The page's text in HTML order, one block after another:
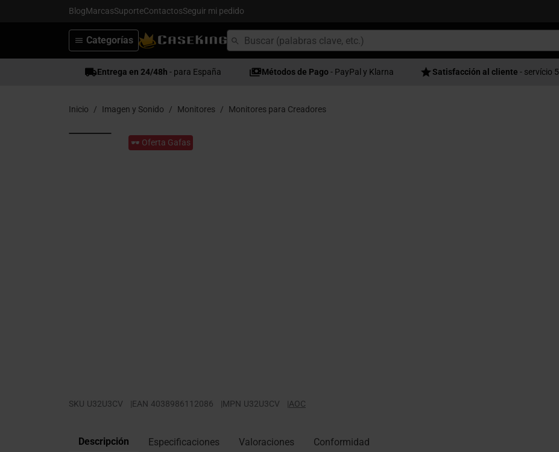
BlogMarcasSuporteContactosSeguir mi pedido
Categorías
Entrega en 24/48h - para España Métodos de Pago - PayPal y Klarna Satisfacción al cliente - servício 5
Inicio Imagen y Sonido Monitores Monitores para Creadores
🕶️ Oferta Gafas
SKU U32U3CV |EAN 4038986112086 |MPN U32U3CV |AOC
Descripción Especificaciones Valoraciones Conformidad